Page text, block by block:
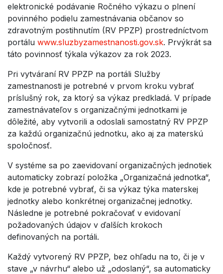
elektronické podávanie Ročného výkazu o plnení
povinného podielu zamestnávania občanov so
zdravotným postihnutím (RV PPZP) prostredníctvom
portálu www.sluzbyzamestnanosti.gov.sk. Prvýkrát sa
táto povinnosť týkala výkazov za rok 2023.
Pri vytváraní RV PPZP na portáli Služby
zamestnanosti je potrebné v prvom kroku vybrať
príslušný rok, za ktorý sa výkaz predkladá. V prípade
zamestnávateľov s organizačnými jednotkami je
dôležité, aby vytvorili a odoslali samostatný RV PPZP
za každú organizačnú jednotku, ako aj za materskú
spoločnosť.
V systéme sa po zaevidovaní organizačných jednotiek
automaticky zobrazí položka „Organizačná jednotka“,
kde je potrebné vybrať, či sa výkaz týka materskej
jednotky alebo konkrétnej organizačnej jednotky.
Následne je potrebné pokračovať v evidovaní
požadovaných údajov v ďalších krokoch
definovaných na portáli.
Každý vytvorený RV PPZP, bez ohľadu na to, či je v
stave „v návrhu“ alebo už „odoslaný“, sa automaticky